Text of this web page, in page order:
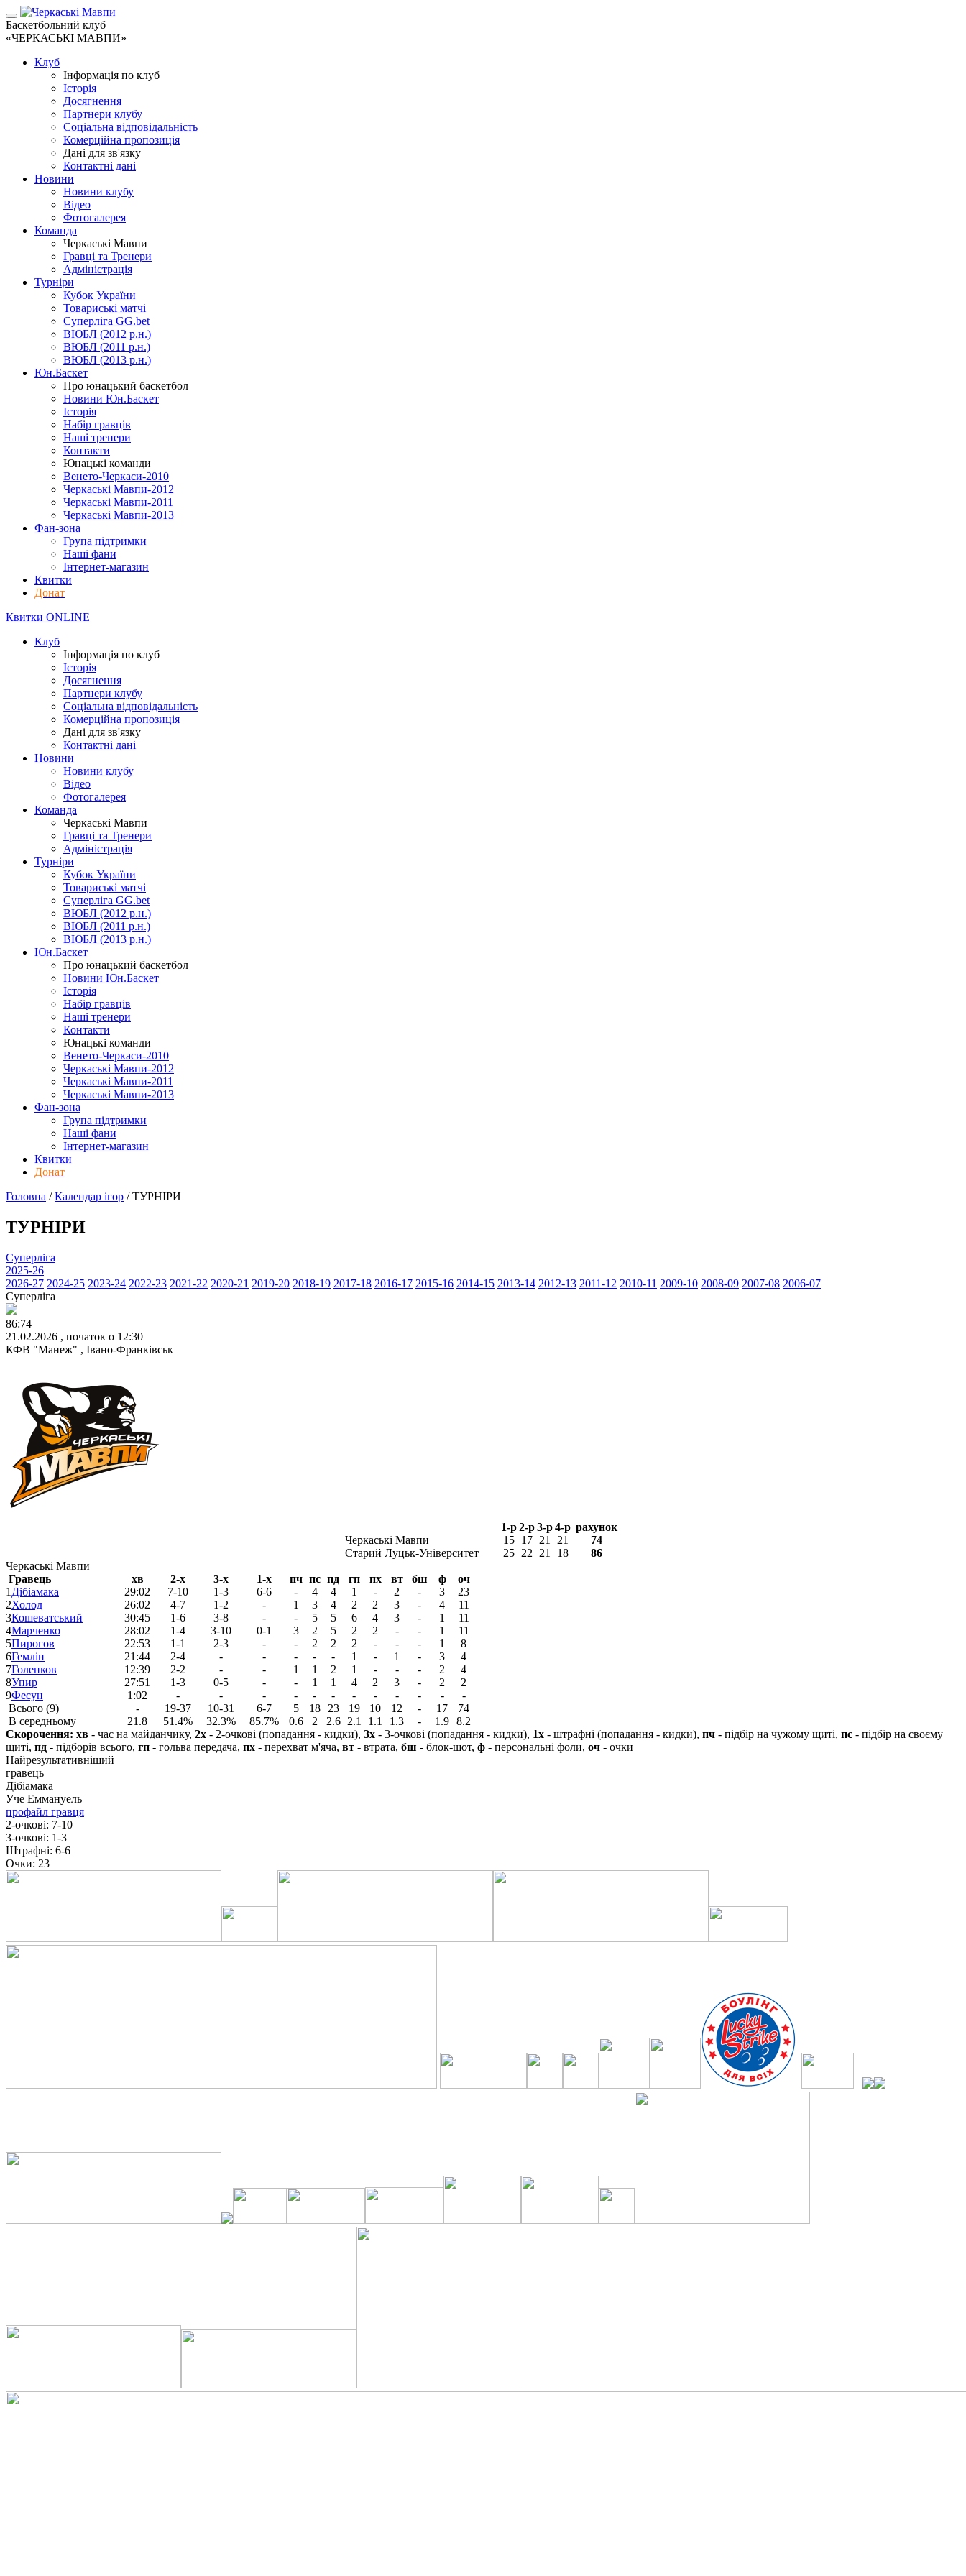
Баскетбольний клуб
«ЧЕРКАСЬКІ МАВПИ»
Клуб
Інформація по клуб
Історія
Досягнення
Партнери клубу
Соціальна відповідальність
Комерційна пропозиція
Дані для зв'язку
Контактні дані
Новини
Новини клубу
Відео
Фотогалерея
Команда
Черкаські Мавпи
Гравці та Тренери
Адміністрація
Турніри
Кубок України
Товариські матчі
Суперліга GG.bet
ВЮБЛ (2012 р.н.)
ВЮБЛ (2011 р.н.)
ВЮБЛ (2013 р.н.)
Юн.Баскет
Про юнацький баскетбол
Новини Юн.Баскет
Історія
Набір гравців
Наші тренери
Контакти
Юнацькі команди
Венето-Черкаси-2010
Черкаські Мавпи-2012
Черкаські Мавпи-2011
Черкаські Мавпи-2013
Фан-зона
Група підтримки
Наші фани
Інтернет-магазин
Квитки
Донат
Квитки ONLINE
Клуб
Інформація по клуб
Історія
Досягнення
Партнери клубу
Соціальна відповідальність
Комерційна пропозиція
Дані для зв'язку
Контактні дані
Новини
Новини клубу
Відео
Фотогалерея
Команда
Черкаські Мавпи
Гравці та Тренери
Адміністрація
Турніри
Кубок України
Товариські матчі
Суперліга GG.bet
ВЮБЛ (2012 р.н.)
ВЮБЛ (2011 р.н.)
ВЮБЛ (2013 р.н.)
Юн.Баскет
Про юнацький баскетбол
Новини Юн.Баскет
Історія
Набір гравців
Наші тренери
Контакти
Юнацькі команди
Венето-Черкаси-2010
Черкаські Мавпи-2012
Черкаські Мавпи-2011
Черкаські Мавпи-2013
Фан-зона
Група підтримки
Наші фани
Інтернет-магазин
Квитки
Донат
Головна /Календар ігор /ТУРНІРИ
ТУРНІРИ
Суперліга
2025-26
2026-27 2024-25 2023-24 2022-23 2021-22 2020-21 2019-20 2018-19 2017-18 2016-17 2015-16 2014-15 2013-14 2012-13 2011-12 2010-11 2009-10 2008-09 2007-08 2006-07
Суперліга
86:74
21.02.2026 , початок о 12:30
КФВ "Манеж" , Івано-Франківськ
1-р 2-р 3-р 4-р рахунок
Черкаські Мавпи
15 17 21 21
74
Старий Луцьк-Університет
25 22 21 18
86
Черкаські Мавпи
Гравець
хв 2-х 3-х 1-х пч пс пд гп пх вт бш ф
оч
1 Дібіамака 29:02 7-10 1-3 6-6 - 4 4 1 - 2 - 3
23
2Холод 26:02 4-7 1-2 - 1 3 4 2 2 3 - 4
11
3Кошеватський 30:45 1-6 3-8 - - 5 5 6 4 3 - 1
11
4Марченко 28:02 1-4 3-10 0-1 3 2 5 2 2 - - 1
11
5Пирогов 22:53 1-1 2-3 - - 2 2 2 - - - 1
8
6Гемлін 21:44 2-4 - - - - - 1 - 1 - 3
4
7Голенков 12:39 2-2 - - 1 1 2 1 - - - 2
4
8Упир 27:51 1-3 0-5 - - 1 1 4 2 3 - 2
2
9Фесун 1:02 - - - - - - - - - - -
-
Всього (9)
- 19-37 10-31 6-7 5 18 23 19 10 12 - 17
74
В середньому
21.8 51.4% 32.3% 85.7% 0.6 2 2.6 2.1 1.1 1.3 - 1.9 8.2
Скорочення: хв - час на майданчику, 2х - 2-очкові (попадання - кидки), 3х - 3-очкові (попадання - кидки), 1х - штрафні (попадання - кидки), пч - підбір на чужому щиті, пс - підбір на своєму
щиті, пд - підборів всього, гп - гольва передача, пх - перехват м'яча, вт - втрата, бш - блок-шот, ф - персональні фоли, оч - очки
Найрезультативніший
гравець
Дібіамака
Уче Еммануель
профайл гравця
2-очкові: 7-10
3-очкові: 1-3
Штрафні: 6-6
Очки: 23